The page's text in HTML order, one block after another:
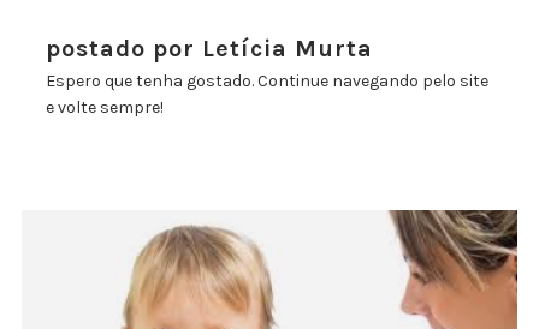
postado por Letícia Murta
Espero que tenha gostado. Continue navegando pelo site
e volte sempre!